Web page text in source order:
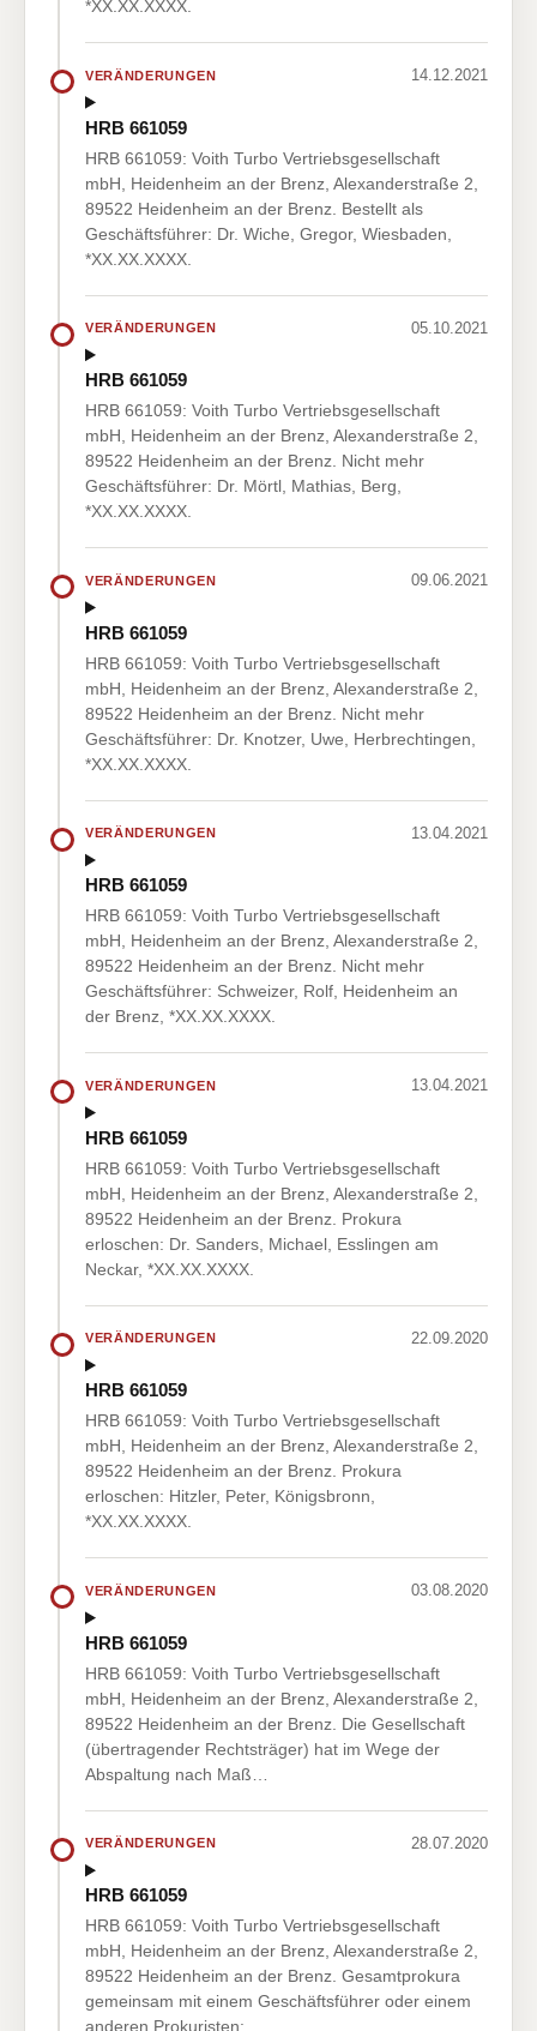
*XX.XX.XXXX.
VERÄNDERUNGEN 14.12.2021
HRB 661059
HRB 661059: Voith Turbo Vertriebsgesellschaft
mbH, Heidenheim an der Brenz, Alexanderstraße 2,
89522 Heidenheim an der Brenz. Bestellt als
Geschäftsführer: Dr. Wiche, Gregor, Wiesbaden,
*XX.XX.XXXX.
VERÄNDERUNGEN 05.10.2021
HRB 661059
HRB 661059: Voith Turbo Vertriebsgesellschaft
mbH, Heidenheim an der Brenz, Alexanderstraße 2,
89522 Heidenheim an der Brenz. Nicht mehr
Geschäftsführer: Dr. Mörtl, Mathias, Berg,
*XX.XX.XXXX.
VERÄNDERUNGEN 09.06.2021
HRB 661059
HRB 661059: Voith Turbo Vertriebsgesellschaft
mbH, Heidenheim an der Brenz, Alexanderstraße 2,
89522 Heidenheim an der Brenz. Nicht mehr
Geschäftsführer: Dr. Knotzer, Uwe, Herbrechtingen,
*XX.XX.XXXX.
VERÄNDERUNGEN 13.04.2021
HRB 661059
HRB 661059: Voith Turbo Vertriebsgesellschaft
mbH, Heidenheim an der Brenz, Alexanderstraße 2,
89522 Heidenheim an der Brenz. Nicht mehr
Geschäftsführer: Schweizer, Rolf, Heidenheim an
der Brenz, *XX.XX.XXXX.
VERÄNDERUNGEN 13.04.2021
HRB 661059
HRB 661059: Voith Turbo Vertriebsgesellschaft
mbH, Heidenheim an der Brenz, Alexanderstraße 2,
89522 Heidenheim an der Brenz. Prokura
erloschen: Dr. Sanders, Michael, Esslingen am
Neckar, *XX.XX.XXXX.
VERÄNDERUNGEN 22.09.2020
HRB 661059
HRB 661059: Voith Turbo Vertriebsgesellschaft
mbH, Heidenheim an der Brenz, Alexanderstraße 2,
89522 Heidenheim an der Brenz. Prokura
erloschen: Hitzler, Peter, Königsbronn,
*XX.XX.XXXX.
VERÄNDERUNGEN 03.08.2020
HRB 661059
HRB 661059: Voith Turbo Vertriebsgesellschaft
mbH, Heidenheim an der Brenz, Alexanderstraße 2,
89522 Heidenheim an der Brenz. Die Gesellschaft
(übertragender Rechtsträger) hat im Wege der
Abspaltung nach Maß…
VERÄNDERUNGEN 28.07.2020
HRB 661059
HRB 661059: Voith Turbo Vertriebsgesellschaft
mbH, Heidenheim an der Brenz, Alexanderstraße 2,
89522 Heidenheim an der Brenz. Gesamtprokura
gemeinsam mit einem Geschäftsführer oder einem
anderen Prokuristen:…